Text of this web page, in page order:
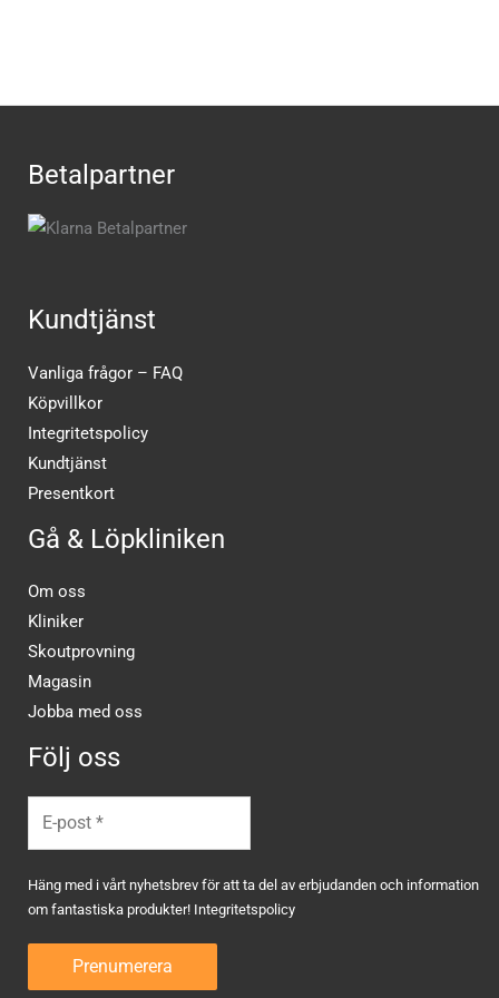
Betalpartner
Kundtjänst
Vanliga frågor – FAQ
Köpvillkor
Integritetspolicy
Kundtjänst
Presentkort
Gå & Löpkliniken
Om oss
Kliniker
Skoutprovning
Magasin
Jobba med oss
Följ oss
Häng med i vårt nyhetsbrev för att ta del av erbjudanden och information
om fantastiska produkter! Integritetspolicy